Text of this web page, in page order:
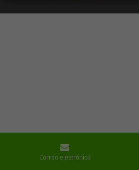
Correo electrónico